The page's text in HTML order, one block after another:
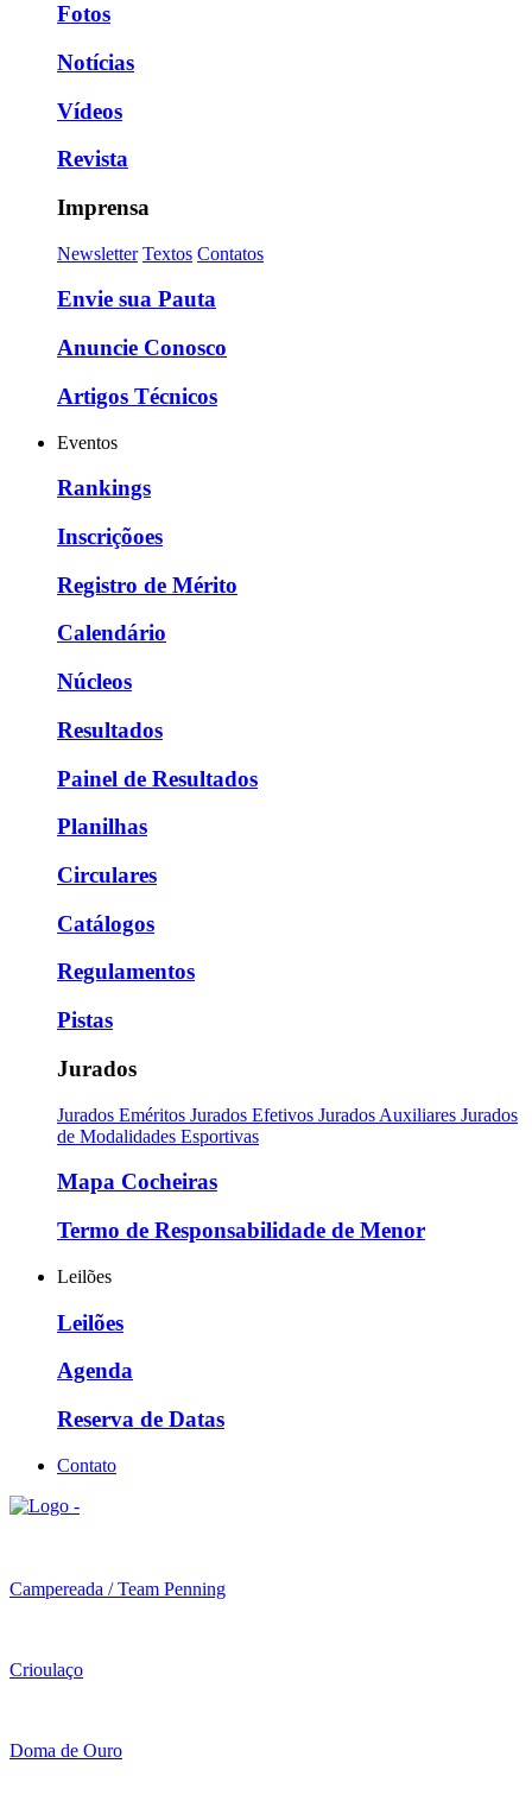
Fotos
Notícias
Vídeos
Revista
Imprensa
Newsletter Textos Contatos
Envie sua Pauta
Anuncie Conosco
Artigos Técnicos
Eventos
Rankings
Inscriçõoes
Registro de Mérito
Calendário
Núcleos
Resultados
Painel de Resultados
Planilhas
Circulares
Catálogos
Regulamentos
Pistas
Jurados
Jurados Eméritos Jurados Efetivos Jurados Auxiliares Jurados
de Modalidades Esportivas
Mapa Cocheiras
Termo de Responsabilidade de Menor
Leilões
Leilões
Agenda
Reserva de Datas
Contato
Campereada / Team Penning
Crioulaço
Doma de Ouro